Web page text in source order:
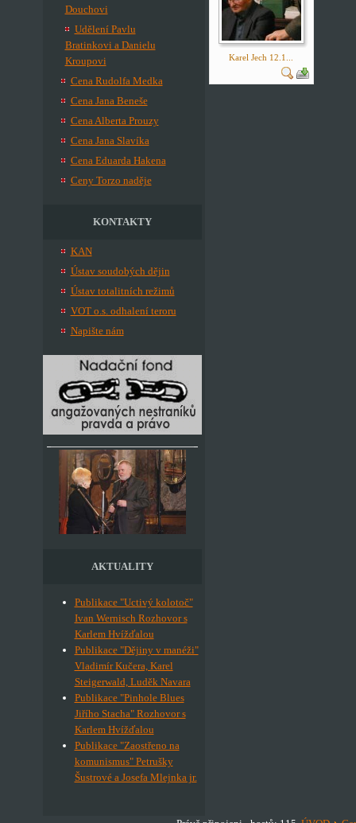
Douchovi
Udělení Pavlu
Bratinkovi a Danielu
Kroupovi
Cena Rudolfa Medka
Cena Jana Beneše
Cena Alberta Prouzy
Cena Jana Slavíka
Cena Eduarda Hakena
Ceny Torzo naděje
KONTAKTY
KAN
Ústav soudobých dějin
Ústav totalitních režimů
VOT o.s. odhalení teroru
Napište nám
AKTUALITY
Publikace "Uctivý kolotoč"
Ivan Wernisch Rozhovor s
Karlem Hvížďalou
Publikace "Dějiny v manéži"
Vladimír Kučera, Karel
Steigerwald, Luděk Navara
Publikace "Pinhole Blues
Jiřího Stacha" Rozhovor s
Karlem Hvížďalou
Publikace "Zaostřeno na
komunismus" Petrušky
Šustrové a Josefa Mlejnka jr.
Karel Jech 12.1...